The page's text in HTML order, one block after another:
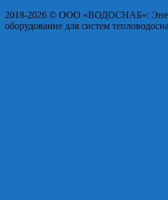
2018-2026 © OOO «ВОДОСНАБ»:
оборудование для систем